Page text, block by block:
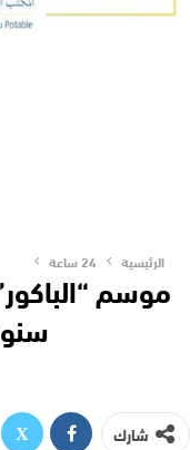
الرئيسية 24 ساعة
موسم
شارك